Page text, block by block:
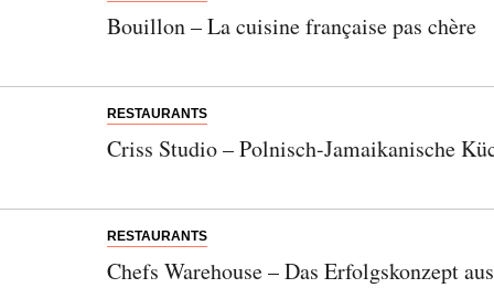
Bouillon – La cuisine française pas chère
RESTAURANTS
Criss Studio – Polnisch-Jamaikanische
RESTAURANTS
Chefs Warehouse – Das Erfolgskonzept